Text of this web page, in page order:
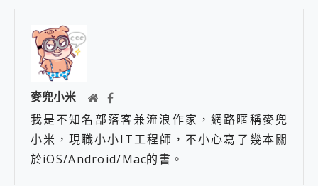
麥兜小米
我是不知名部落客兼流浪作家，網路暱稱麥兜
小米，現職小小IT工程師，不小心寫了幾本關
於iOS/Android/Mac的書。